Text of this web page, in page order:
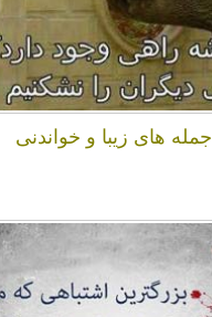
جمله های زیبا و خواندنی